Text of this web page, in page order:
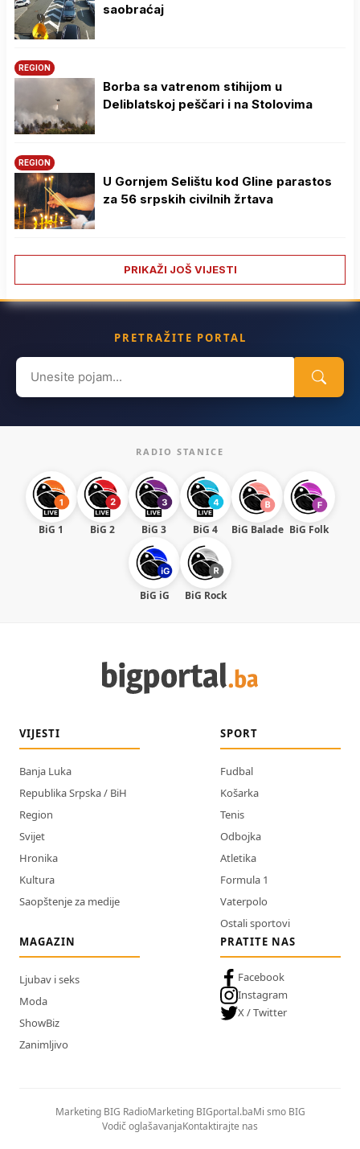
saobraćaj
REGION
Borba sa vatrenom stihijom u
Deliblatskoj peščari i na Stolovima
REGION
U Gornjem Selištu kod Gline parastos
za 56 srpskih civilnih žrtava
PRIKAŽI JOŠ VIJESTI
PRETRAŽITE PORTAL
Search
for:
RADIO STANICE
BiG 1 BiG 2 BiG 3 BiG 4 BiG Balade BiG Folk
BiG iG BiG Rock
VIJESTI
Banja Luka
Republika Srpska / BiH
Region
Svijet
Hronika
Kultura
Saopštenje za medije
SPORT
Fudbal
Košarka
Tenis
Odbojka
Atletika
Formula 1
Vaterpolo
Ostali sportovi
MAGAZIN
Ljubav i seks
Moda
ShowBiz
Zanimljivo
PRATITE NAS
Facebook
Instagram
X / Twitter
Marketing BIG RadioMarketing BIGportal.baMi smo BIG
Vodič oglašavanjaKontaktirajte nas